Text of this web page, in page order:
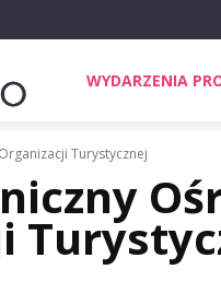
WYDARZENIA
Turystycznej